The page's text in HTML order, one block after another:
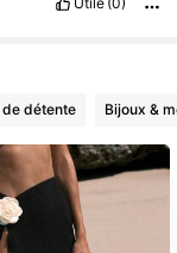
détente Bijoux &